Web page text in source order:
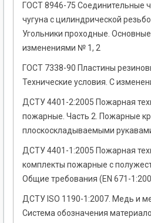
ГОСТ 8946-75 Соединительные
чугуна с цилиндрической
Угольники проходные.
изменениями № 1, 2
ГОСТ 7338-90 Пластины
Технические условия. С
ДСТУ 4401-2:2005 Пожарная
пожарные. Часть 2. Пожарные
плоскоскладываемыми
ДСТУ 4401-1:2005 Пожарная
комплекты пожарные с
Общие требования (EN 671-
ДСТУ ISO 1190-1:2007. Медь и
Система обозначения